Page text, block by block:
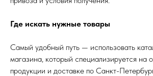
Где искать нужные товары
Самый удобный путь — использовать
магазина, который специализируется на
продукции и доставке по Санкт-